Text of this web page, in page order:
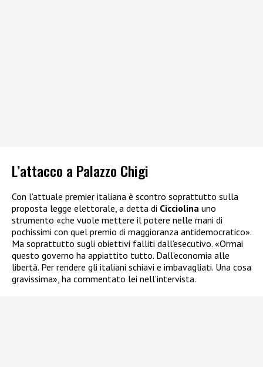
L’attacco a Palazzo Chigi
Con l’attuale premier italiana è scontro soprattutto sulla
proposta legge elettorale, a detta di Cicciolina uno
strumento «che vuole mettere il potere nelle mani di
pochissimi con quel premio di maggioranza antidemocratico».
Ma soprattutto sugli obiettivi falliti dall’esecutivo. «Ormai
questo governo ha appiattito tutto. Dall’economia alle
libertà. Per rendere gli italiani schiavi e imbavagliati. Una cosa
gravissima», ha commentato lei nell’intervista.